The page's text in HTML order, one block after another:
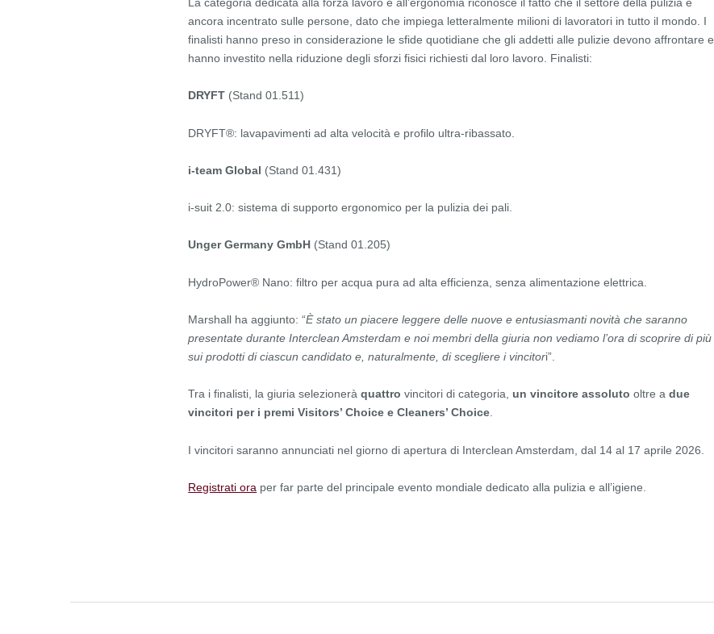
ancora incentrato sulle persone, dato che impiega letteralmente milioni di lavoratori in tutto il mondo. I
finalisti hanno preso in considerazione le sfide quotidiane che gli addetti alle pulizie devono affrontare e
hanno investito nella riduzione degli sforzi fisici richiesti dal loro lavoro. Finalisti:
DRYFT (Stand 01.511)
DRYFT®: lavapavimenti ad alta velocità e profilo ultra-ribassato.
i-team Global (Stand 01.431)
i-suit 2.0: sistema di supporto ergonomico per la pulizia dei pali.
Unger Germany GmbH (Stand 01.205)
HydroPower® Nano: filtro per acqua pura ad alta efficienza, senza alimentazione elettrica.
Marshall ha aggiunto: “È stato un piacere leggere delle nuove e entusiasmanti novità che saranno
presentate durante Interclean Amsterdam e noi membri della giuria non vediamo l’ora di scoprire di più
sui prodotti di ciascun candidato e, naturalmente, di scegliere i vincitori”.
Tra i finalisti, la giuria selezioneràquattro vincitori di categoria, un vincitore assoluto oltre adue
vincitori per i premi Visitors’ Choice e Cleaners’ Choice.
I vincitori saranno annunciati nel giorno di apertura di Interclean Amsterdam, dal 14 al 17 aprile 2026.
Registrati ora per far parte del principale evento mondiale dedicato alla pulizia e all’igiene.